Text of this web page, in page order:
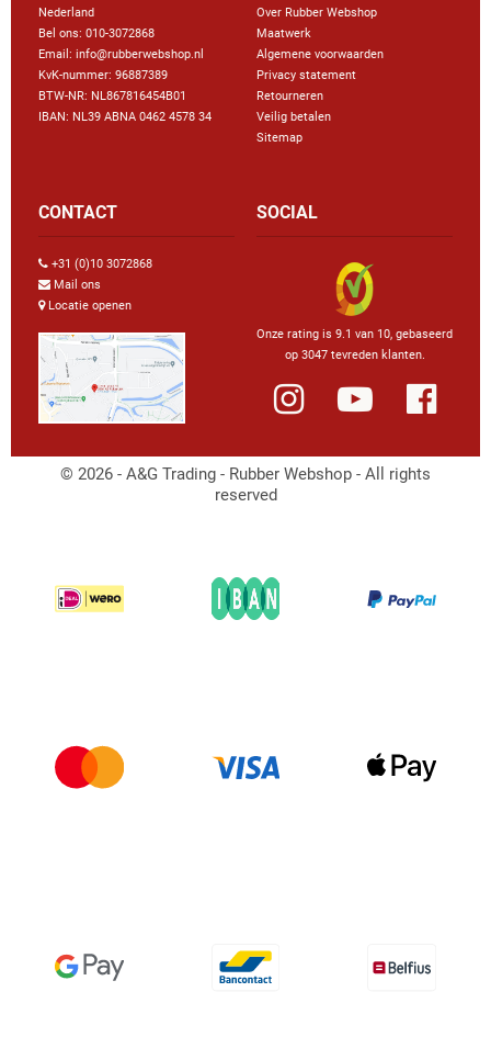
Nederland
Bel ons: 010-3072868
Email: info@rubberwebshop.nl
KvK-nummer: 96887389
BTW-NR: NL867816454B01
IBAN: NL39 ABNA 0462 4578 34
Over Rubber Webshop
Maatwerk
Algemene voorwaarden
Privacy statement
Retourneren
Veilig betalen
Sitemap
CONTACT
+31 (0)10 3072868
Mail ons
Locatie openen
SOCIAL
Onze rating is 9.1 van 10, gebaseerd
op 3047 tevreden klanten.
© 2026 - A&G Trading - Rubber Webshop - All rights
reserved